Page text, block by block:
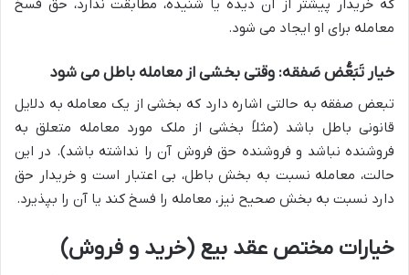
که خریدار پیشتر از آن دیده یا شنیده، مطابقت ندارد، حق فسخ
معامله برای او ایجاد می شود.
خیار تَبَعُّض صَفقه: وقتی بخشی از معامله باطل می شود
تبعض صفقه به حالتی اشاره دارد که بخشی از یک معامله به دلایل
قانونی باطل باشد (مثلاً بخشی از ملک مورد معامله متعلق به
فروشنده نباشد و فروشنده حق فروش آن را نداشته باشد). در این
حالت، معامله نسبت به بخش باطل، بی اعتبار است و خریدار حق
دارد نسبت به بخش صحیح نیز، معامله را فسخ کند یا آن را بپذیرد.
خیارات مختص عقد بیع (خرید و فروش)